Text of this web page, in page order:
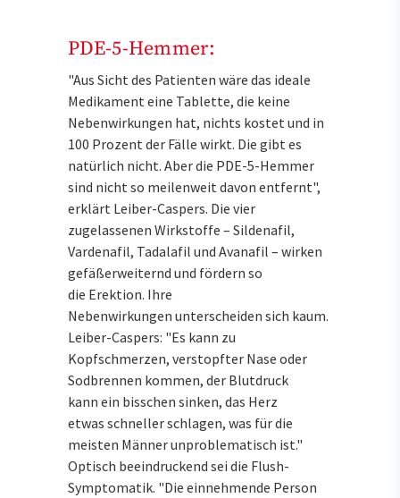
PDE-5-Hemmer:
"Aus Sicht des Patienten wäre das ideale
Medikament eine Tablette, die keine
Nebenwirkungen hat, nichts kostet und in
100 Prozent der Fälle wirkt. Die gibt es
natürlich nicht. Aber die PDE-5-Hemmer
sind nicht so meilenweit davon entfernt",
erklärt Leiber-Caspers. Die vier
zugelassenen Wirkstoffe – Sildenafil,
Vardenafil, Tadalafil und Avanafil – wirken
gefäßerweiternd und fördern so
die Erektion. Ihre
Nebenwirkungen unterscheiden sich kaum.
Leiber-Caspers: "Es kann zu
Kopfschmerzen, verstopfter Nase oder
Sodbrennen kommen, der Blutdruck
kann ein bisschen sinken, das Herz
etwas schneller schlagen, was für die
meisten Männer unproblematisch ist."
Optisch beeindruckend sei die Flush-
Symptomatik. "Die einnehmende Person